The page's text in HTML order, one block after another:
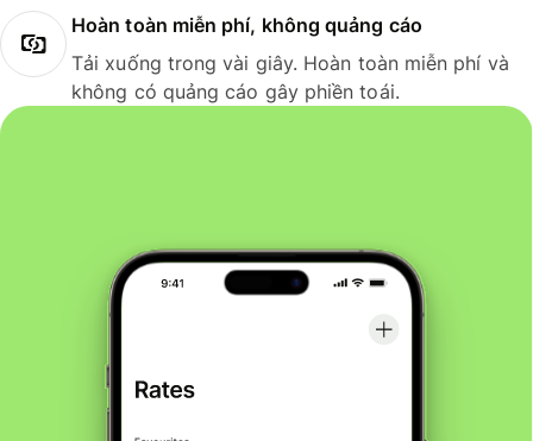
Hoàn toàn miễn phí, không quảng cáo
Tải xuống trong vài giây. Hoàn toàn miễn phí và
không có quảng cáo gây phiền toái.